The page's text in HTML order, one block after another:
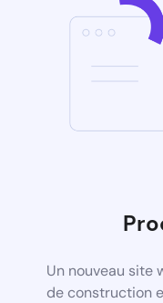
Un nouveau site
de construction